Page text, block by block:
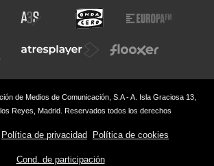
de Medios de Comunicación, S.A - A. Isla Graciosa 13,
Reyes, Madrid. Reservados todos los derechos
Política de privacidad Política de cookies
Cond. de participación